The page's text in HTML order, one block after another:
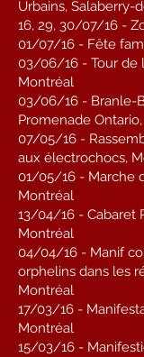
Urbains, Salaberry-
16, 29, 30/07/16 -
01/07/16 - Fête
03/06/16 - Tour de
Montréal
03/06/16 - Branle-
Promenade
07/05/16 -
aux électrochocs,
01/05/16 - Marche
Montréal
13/04/16 - Cabaret
Montréal
04/04/16 - Manif
orphelins dans les
Montréal
17/03/16 -
Montréal
15/03/16 -